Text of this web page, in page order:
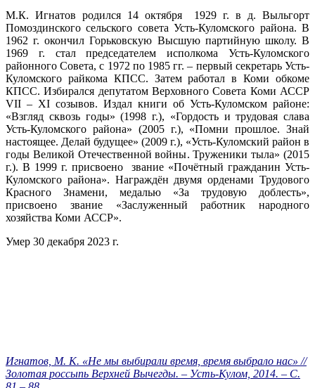
М.К. Игнатов родился 14 октября 1929 г. в д. Выльгорт
Помоздинского сельского совета Усть-Куломского района. В
1962 г. окончил Горьковскую Высшую партийную школу. В
1969 г. стал председателем исполкома Усть-Куломского
районного Совета, с 1972 по 1985 гг. – первый секретарь Усть-
Куломского райкома КПСС. Затем работал в Коми обкоме
КПСС. Избирался депутатом Верховного Совета Коми АССР
VII – XI созывов. Издал книги об Усть-Куломском районе:
«Взгляд сквозь годы» (1998 г.), «Гордость и трудовая слава
Усть-Куломского района» (2005 г.), «Помни прошлое. Знай
настоящее. Делай будущее» (2009 г.), «Усть-Куломский район в
годы Великой Отечественной войны. Труженики тыла» (2015
г.). В 1999 г. присвоено звание «Почётный гражданин Усть-
Куломского района». Награждён двумя орденами Трудового
Красного Знамени, медалью «За трудовую доблесть»,
присвоено звание «Заслуженный работник народного
хозяйства Коми АССР».
Умер 30 декабря 2023 г.
Игнатов, М. К. «Не мы выбирали время, время выбрало нас» //
Золотая россыпь Верхней Вычегды. – Усть-Кулом, 2014. – С.